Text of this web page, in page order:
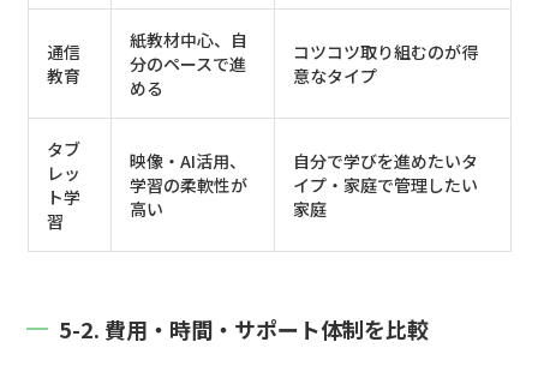
通信
教育
紙教材中心、自
分のペースで進
める
コツコツ取り組むのが得
意なタイプ
タブ
レッ
ト学
習
映像・AI活用、
学習の柔軟性が
高い
自分で学びを進めたいタ
イプ・家庭で管理したい
家庭
5-2. 費用・時間・サポート体制を比較